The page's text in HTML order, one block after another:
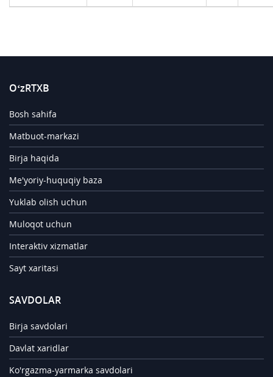
O‘zRTXB
Bosh sahifa
Matbuot-markazi
Birja haqida
Me'yoriy-huquqiy baza
Yuklab olish uchun
Muloqot uchun
Interaktiv xizmatlar
Sayt xaritasi
SAVDOLAR
Birja savdolari
Davlat xaridlar
Ko'rgazma-yarmarka savdolari